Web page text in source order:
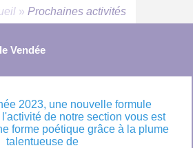
»Prochaines activités
Vendée
2023, une nouvelle formule
de notre section vous est
forme poétique grâce à la plume
talentueuse de